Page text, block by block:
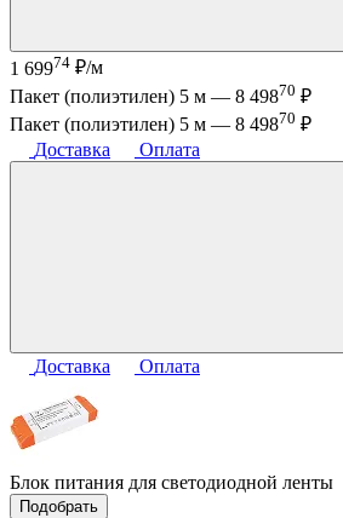
1 69974 ₽/м
Пакет (полиэтилен) 5 м — 8 49870 ₽
Пакет (полиэтилен) 5 м — 8 49870 ₽
Доставка
Оплата
Доставка Оплата
Блок питания для светодиодной ленты
Подобрать